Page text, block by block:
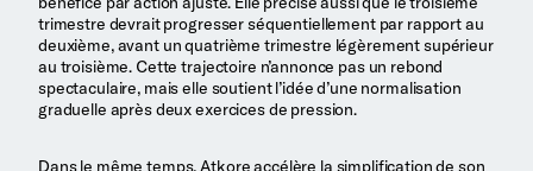
trimestre devrait progresser séquentiellement par rapport au
deuxième, avant un quatrième trimestre légèrement supérieur
au troisième. Cette trajectoire n’annonce pas un rebond
spectaculaire, mais elle soutient l’idée d’une normalisation
graduelle après deux exercices de pression.
Dans le même temps, Atkore accélère la simplification de son